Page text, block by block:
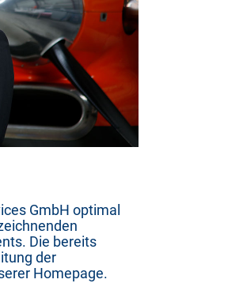
GmbH optimal
Die bereits
der
Homepage.